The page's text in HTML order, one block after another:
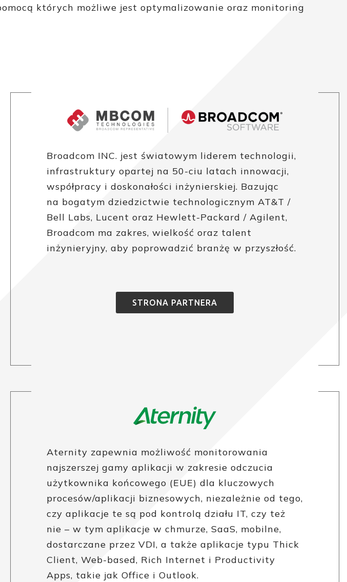
których możliwe jest optymalizowanie oraz monitoring
Broadcom INC. jest światowym liderem technologii,
infrastruktury opartej na 50-ciu latach innowacji,
współpracy i doskonałości inżynierskiej. Bazując
na bogatym dziedzictwie technologicznym AT&T /
Bell Labs, Lucent oraz Hewlett-Packard / Agilent,
Broadcom ma zakres, wielkość oraz talent
inżynieryjny, aby poprowadzić branżę w przyszłość.
STRONA PARTNERA
Aternity zapewnia możliwość monitorowania
najszerszej gamy aplikacji w zakresie odczucia
użytkownika końcowego (EUE) dla kluczowych
procesów/aplikacji biznesowych, niezależnie od tego,
czy aplikacje te są pod kontrolą działu IT, czy też
nie – w tym aplikacje w chmurze, SaaS, mobilne,
dostarczane przez VDI, a także aplikacje typu Thick
Client, Web-based, Rich Internet i Productivity
Apps, takie jak Office i Outlook.